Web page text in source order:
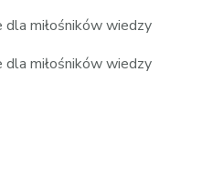
miłośników wiedzy
miłośników wiedzy